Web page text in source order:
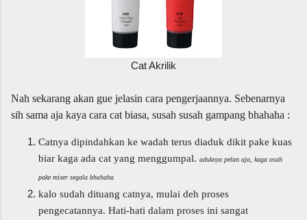
Cat Akrilik
Nah sekarang akan gue jelasin cara pengerjaannya. Sebenarnya
sih sama aja kaya cara cat biasa, susah susah gampang bhahaha :
Catnya dipindahkan ke wadah terus diaduk dikit pake kuas
biar kaga ada cat yang menggumpal. aduknya pelan aja, kaga osah
pake mixer segala bhahaha
kalo sudah dituang catnya, mulai deh proses
pengecatannya. Hati-hati dalam proses ini sangat